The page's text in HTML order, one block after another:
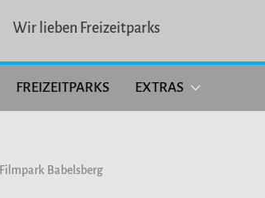
Wir lieben Freizeitparks
FREIZEITPARKS EXTRAS
Babelsberg